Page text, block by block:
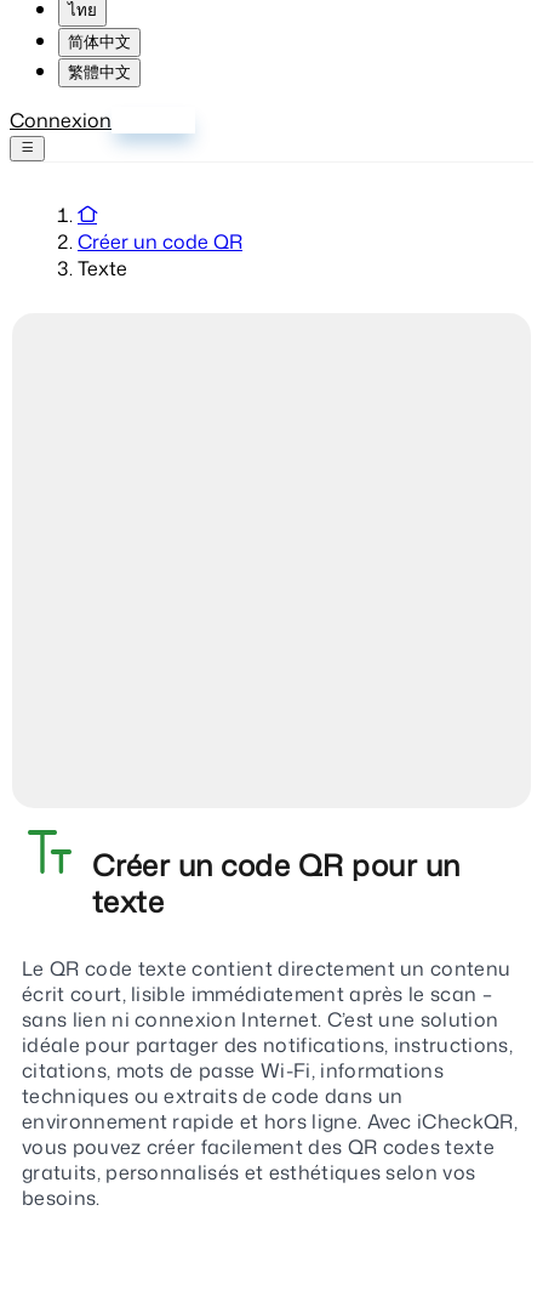
ไทย
简体中文
繁體中文
Connexion
Créer un code QR
Texte
Créer un code QR pour un
texte
Le QR code texte contient directement un contenu
écrit court, lisible immédiatement après le scan –
sans lien ni connexion Internet. C’est une solution
idéale pour partager des notifications, instructions,
citations, mots de passe Wi-Fi, informations
techniques ou extraits de code dans un
environnement rapide et hors ligne. Avec iCheckQR,
vous pouvez créer facilement des QR codes texte
gratuits, personnalisés et esthétiques selon vos
besoins.